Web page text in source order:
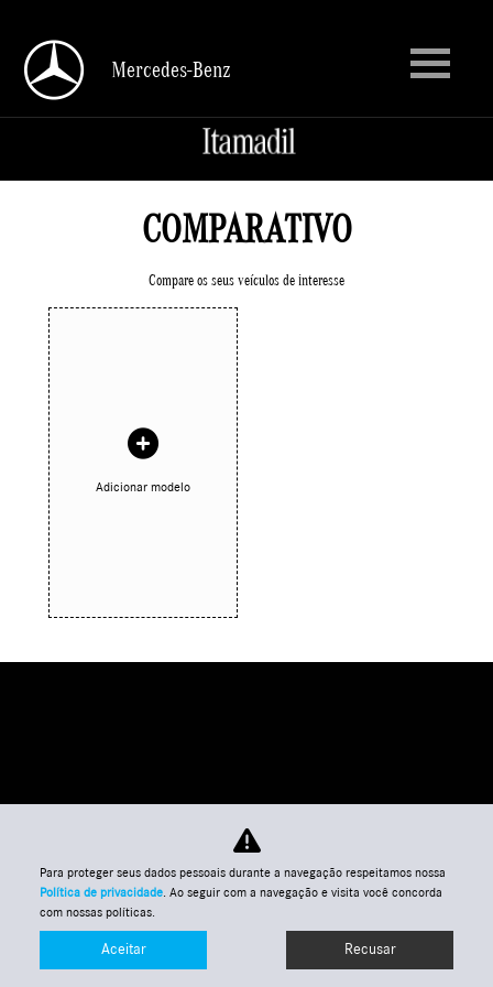
Mercedes-Benz
COMPARATIVO
Compare os seus veículos de interesse
Adicionar modelo
Entre em contato WhatsApp
Mercedes-Benz
Para proteger seus dados pessoais durante a navegação respeitamos nossa
Política de privacidade . Ao seguir com a navegação e visita você concorda
com nossas políticas.
Aceitar Recusar